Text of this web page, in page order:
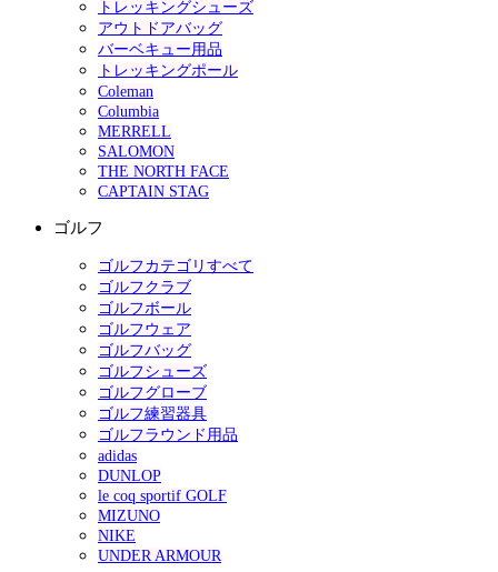
トレッキングシューズ
アウトドアバッグ
バーベキュー用品
トレッキングポール
Coleman
Columbia
MERRELL
SALOMON
THE NORTH FACE
CAPTAIN STAG
ゴルフ
ゴルフカテゴリすべて
ゴルフクラブ
ゴルフボール
ゴルフウェア
ゴルフバッグ
ゴルフシューズ
ゴルフグローブ
ゴルフ練習器具
ゴルフラウンド用品
adidas
DUNLOP
le coq sportif GOLF
MIZUNO
NIKE
UNDER ARMOUR